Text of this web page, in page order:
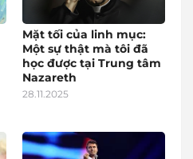
Mặt tối của linh mục:
Một sự thật mà tôi đã
học được tại Trung tâm
Nazareth
28.11.2025